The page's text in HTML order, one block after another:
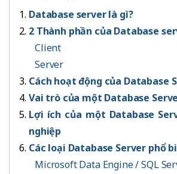
Database server là gì?
2 Thành phần của Database
Client
Server
Cách hoạt động của Database
Vai trò của một Database
Lợi ích của một Database
nghiệp
Các loại Database Server phổ
Microsoft Data Engine / SQL